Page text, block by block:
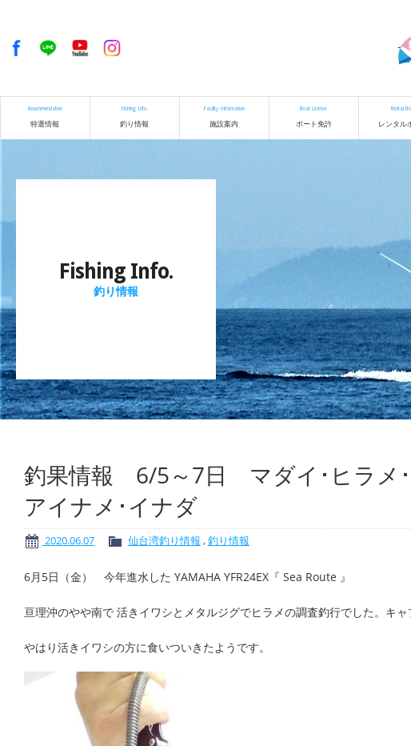
Recommendation
特選情報
Fishing Info.
釣り情報
Facility Information
施設案内
Boat License
ボート免許
Rental
レンタル
Fishing Info.
釣り情報
釣果情報 6/5～7日 マダイ･ヒラメ･
アイナメ･イナダ
2020.06.07 仙台湾釣り情報 ,釣り情報
6月5日（金） 今年進水した YAMAHA YFR24EX『 Sea Route 』
亘理沖のやや南で 活きイワシとメタルジグでヒラメの調査釣行でした。キ
やはり活きイワシの方に食いついきたようです。